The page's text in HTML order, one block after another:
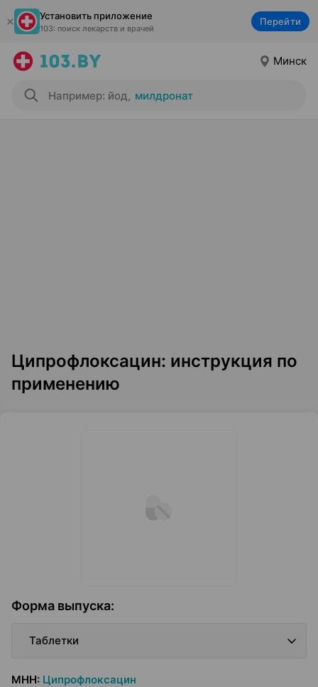
Установить приложение
103: поиск лекарств и врачей
Перейти
Минск
Например: йод, милдронат
Ципрофлоксацин: инструкция по
применению
Форма выпуска:
Таблетки
МНН: Ципрофлоксацин